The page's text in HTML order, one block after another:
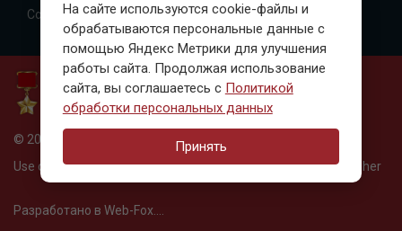
Copyright information
© 2010-2018, Leningrad. Victory
Use of materials only with the written permission of the publisher
Разработано в Web-Fox....
На сайте используются cookie-файлы и
обрабатываются персональные данные с
помощью Яндекс Метрики для улучшения
работы сайта. Продолжая использование
сайта, вы соглашаетесь с Политикой
обработки персональных данных
Принять